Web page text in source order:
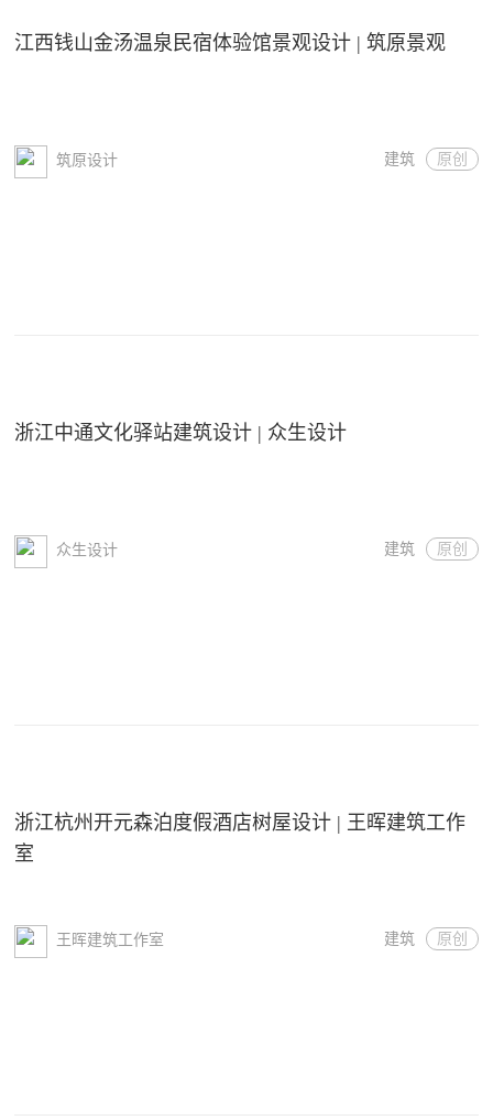
江西钱山金汤温泉民宿体验馆景观设计 | 筑原景观
筑原设计 建筑 原创
浙江中通文化驿站建筑设计 | 众生设计
众生设计 建筑 原创
浙江杭州开元森泊度假酒店树屋设计 | 王晖建筑工作
室
王晖建筑工作室 建筑 原创